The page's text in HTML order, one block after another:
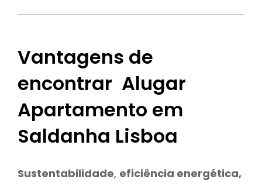
Vantagens de
encontrar Alugar
Apartamento em
Saldanha Lisboa
Sustentabilidade, eficiência energética,